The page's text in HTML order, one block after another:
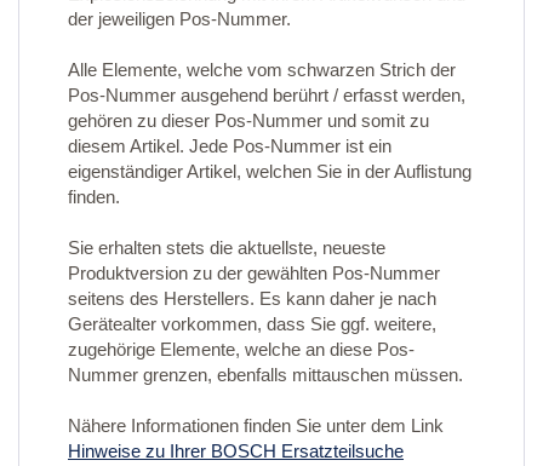
der jeweiligen Pos-Nummer.
Alle Elemente, welche vom schwarzen Strich der
Pos-Nummer ausgehend berührt / erfasst werden,
gehören zu dieser Pos-Nummer und somit zu
diesem Artikel. Jede Pos-Nummer ist ein
eigenständiger Artikel, welchen Sie in der Auflistung
finden.
Sie erhalten stets die aktuellste, neueste
Produktversion zu der gewählten Pos-Nummer
seitens des Herstellers. Es kann daher je nach
Gerätealter vorkommen, dass Sie ggf. weitere,
zugehörige Elemente, welche an diese Pos-
Nummer grenzen, ebenfalls mittauschen müssen.
Nähere Informationen finden Sie unter dem Link
Hinweise zu Ihrer BOSCH Ersatzteilsuche